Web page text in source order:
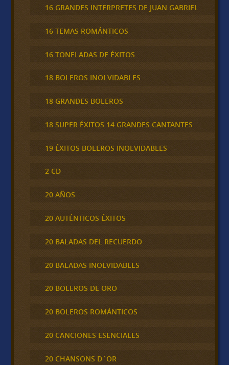
16 GRANDES INTERPRETES DE JUAN GABRIEL
16 TEMAS ROMÁNTICOS
16 TONELADAS DE ÉXITOS
18 BOLEROS INOLVIDABLES
18 GRANDES BOLEROS
18 SUPER ÉXITOS 14 GRANDES CANTANTES
19 ÉXITOS BOLEROS INOLVIDABLES
2 CD
20 AÑOS
20 AUTÉNTICOS ÉXITOS
20 BALADAS DEL RECUERDO
20 BALADAS INOLVIDABLES
20 BOLEROS DE ORO
20 BOLEROS ROMÁNTICOS
20 CANCIONES ESENCIALES
20 CHANSONS D´OR